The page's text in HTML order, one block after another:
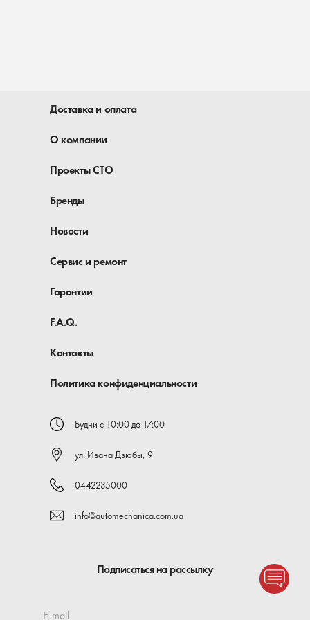
Доставка и оплата
О компании
Проекты СТО
Бренды
Новости
Сервис и ремонт
Гарантии
F.A.Q.
Контакты
Политика конфиденциальности
Будни с 10:00 до 17:00
ул. Ивана Дзюбы, 9
0442235000
info@automechanica.com.ua
Подписаться на рассылку
E-mail